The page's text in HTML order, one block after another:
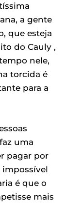
a gente
que esteja
do Cauly ,
nele,
torcida é
para a
uma
pagar por
impossível
é que o
mais